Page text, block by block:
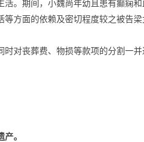
。期间，小魏尚年幼且患有癫痫
方面的依赖及密切程度较之被告
对丧葬费、物损等款项的分割一
。